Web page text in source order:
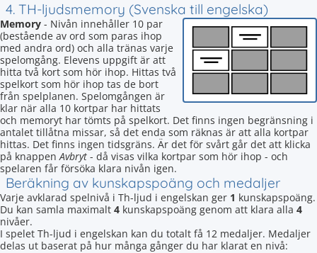
4. TH-ljudsmemory (Svenska till engelska)
Memory - Nivån innehåller 10 par
(bestående av ord som paras ihop
med andra ord) och alla tränas varje
spelomgång. Elevens uppgift är att
hitta två kort som hör ihop. Hittas två
spelkort som hör ihop tas de bort
från spelplanen. Spelomgången är
klar när alla 10 kortpar har hittats
och memoryt har tömts på spelkort. Det finns ingen begränsning i
antalet tillåtna missar, så det enda som räknas är att alla kortpar
hittas. Det finns ingen tidsgräns. Är det för svårt går det att klicka
på knappenAvbryt - då visas vilka kortpar som hör ihop - och
spelaren får försöka klara nivån igen.
Beräkning av kunskapspoäng och medaljer
Varje avklarad spelnivå i Th-ljud i engelskan ger 1 kunskapspoäng.
Du kan samla maximalt 4 kunskapspoäng genom att klara alla 4
nivåer.
I spelet Th-ljud i engelskan kan du totalt få 12 medaljer. Medaljer
delas ut baserat på hur många gånger du har klarat en nivå: